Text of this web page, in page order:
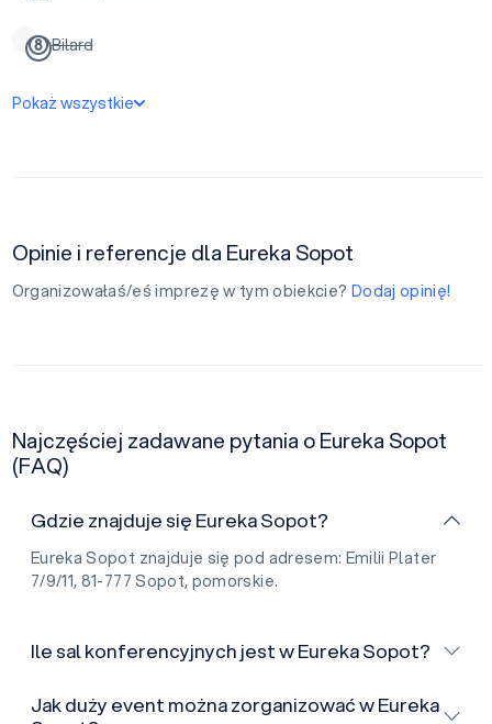
Bilard
Pokaż wszystkie
Opinie i referencje dla Eureka Sopot
Organizowałaś/eś imprezę w tym obiekcie? Dodaj opinię!
Najczęściej zadawane pytania o Eureka Sopot
(FAQ)
Gdzie znajduje się Eureka Sopot?
Eureka Sopot znajduje się pod adresem: Emilii Plater
7/9/11, 81-777 Sopot, pomorskie.
Ile sal konferencyjnych jest w Eureka Sopot?
Jak duży event można zorganizować w Eureka